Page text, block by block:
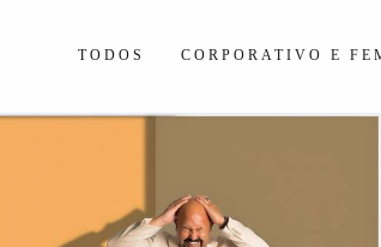
TODOS CORPORATIVO E